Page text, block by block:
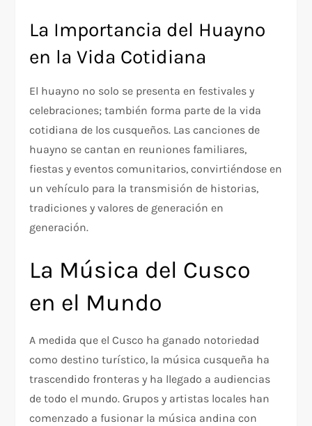
La Importancia del Huayno
en la Vida Cotidiana
El huayno no solo se presenta en festivales y
celebraciones; también forma parte de la vida
cotidiana de los cusqueños. Las canciones de
huayno se cantan en reuniones familiares,
fiestas y eventos comunitarios, convirtiéndose en
un vehículo para la transmisión de historias,
tradiciones y valores de generación en
generación.
La Música del Cusco
en el Mundo
A medida que el Cusco ha ganado notoriedad
como destino turístico, la música cusqueña ha
trascendido fronteras y ha llegado a audiencias
de todo el mundo. Grupos y artistas locales han
comenzado a fusionar la música andina con